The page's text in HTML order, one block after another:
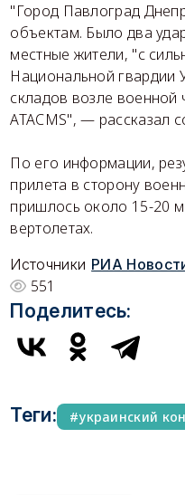
"Город Павлоград
объектам. Было два
местные жители, "с
Национальной гвардии
складов возле
ATACMS", — рассказал
По его информации,
прилета в сторону
пришлось около 15-20
вертолетах.
Источники РИА
551
Поделитесь:
Теги: украинский